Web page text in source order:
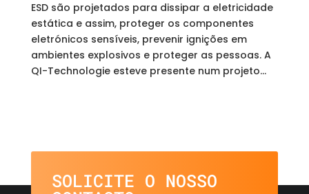
ESD são projetados para dissipar a eletricidade
estática e assim, proteger os componentes
eletrónicos sensíveis, prevenir ignições em
ambientes explosivos e proteger as pessoas. A
QI-Technologie esteve presente num projeto...
SOLICITE O NOSSO